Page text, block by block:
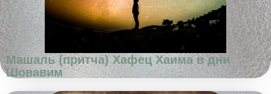
Машаль (притча) Хафец Хаима в дни
Шовавим